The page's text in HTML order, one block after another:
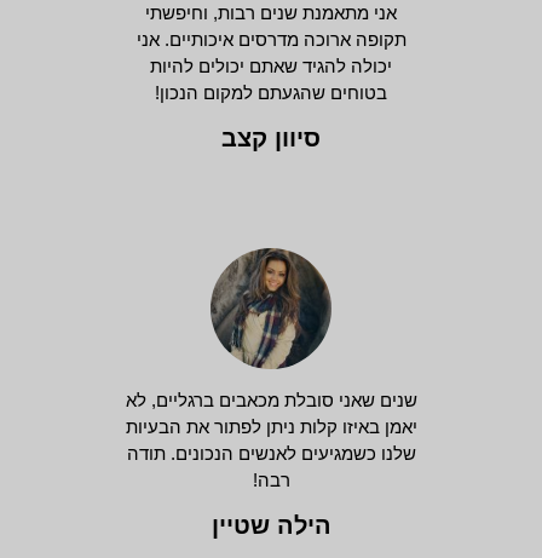
אני מתאמנת שנים רבות, וחיפשתי
תקופה ארוכה מדרסים איכותיים. אני
יכולה להגיד שאתם יכולים להיות
בטוחים שהגעתם למקום הנכון!
סיוון קצב
שנים שאני סובלת מכאבים ברגליים, לא
יאמן באיזו קלות ניתן לפתור את הבעיות
שלנו כשמגיעים לאנשים הנכונים. תודה
רבה!
הילה שטיין